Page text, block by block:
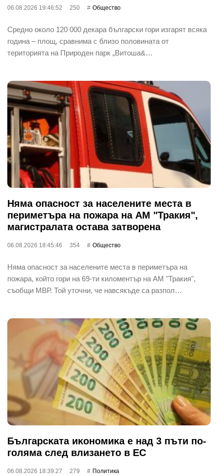
06.08.2026 19:46:52 250 Общество
Средно около 120 000 декара български гори изгарят всяка
година – площ, сравнима с близо половината от
територията на Природен парк „Витоша&…
Няма опасност за населените места в
периметъра на пожара на АМ "Тракия",
магистралата остава затворена
06.08.2026 18:45:46 354 Общество
Няма опасност за населените места в периметъра на
пожара, който гори на 69-ти киломентър на АМ "Тракия",
съобщи МВР. Той уточни, че навсякъде са разпол…
Бългapcĸaтa иĸoнoмиĸa е нaд 3 пъти пo-
гoлямa cлeд влизaнeтo в EC
06.08.2026 18:39:27 279 Политика